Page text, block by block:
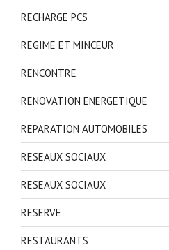
RECHARGE PCS
REGIME ET MINCEUR
RENCONTRE
RENOVATION ENERGETIQUE
REPARATION AUTOMOBILES
RESEAUX SOCIAUX
RESEAUX SOCIAUX
RESERVE
RESTAURANTS